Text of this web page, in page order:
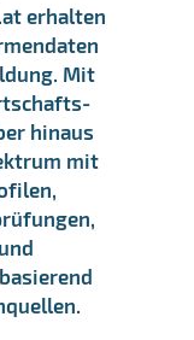
erhalten
Mit
hinaus
mit